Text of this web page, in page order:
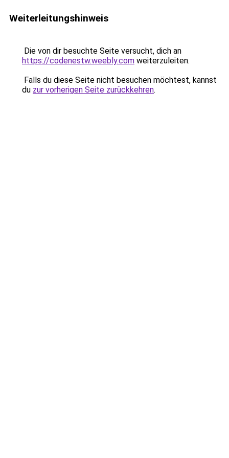
Weiterleitungshinweis
Die von dir besuchte Seite versucht, dich an
https://codenestw.weebly.com weiterzuleiten.
Falls du diese Seite nicht besuchen möchtest, kannst
du zur vorherigen Seite zurückkehren.